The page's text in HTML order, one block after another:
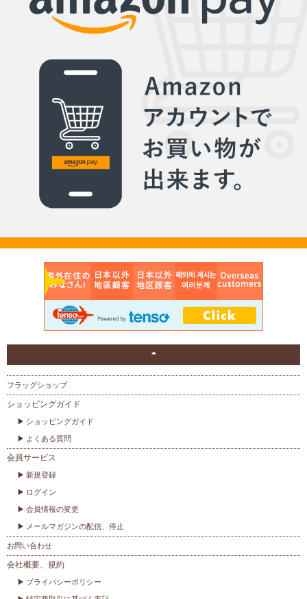
フラッグショップ
ショッピングガイド
ショッピングガイド
よくある質問
会員サービス
新規登録
ログイン
会員情報の変更
メールマガジンの配信、停止
お問い合わせ
会社概要、規約
プライバシーポリシー